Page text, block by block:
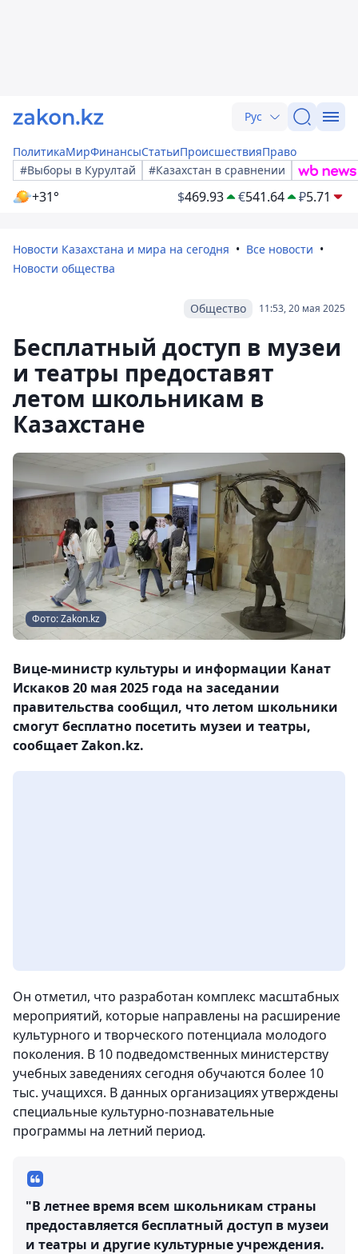
Рус
ПолитикаМирФинансыСтатьиПроисшествияПраво
#Выборы в Курултай
#Казахстан в сравнении
+31° $469.93 €541.64 ₽5.71
Новости Казахстана и мира на сегодня
Все новости
Новости общества
11:53, 20 мая 2025
Общество
Бесплатный доступ в музеи
и театры предоставят
летом школьникам в
Казахстане
Фото: Zakon.kz
Вице-министр культуры и информации Канат
Искаков 20 мая 2025 года на заседании
правительства сообщил, что летом школьники
смогут бесплатно посетить музеи и театры,
сообщает Zakon.kz.
Он отметил, что разработан комплекс масштабных
мероприятий, которые направлены на расширение
культурного и творческого потенциала молодого
поколения. В 10 подведомственных министерству
учебных заведениях сегодня обучаются более 10
тыс. учащихся. В данных организациях утверждены
специальные культурно-познавательные
программы на летний период.
"В летнее время всем школьникам страны
предоставляется бесплатный доступ в музеи
и театры и другие культурные учреждения.